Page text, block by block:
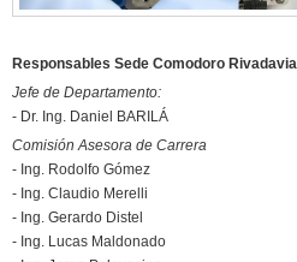
Responsables Sede Comodoro Rivadavia
Jefe de Departamento:
- Dr. Ing. Daniel BARILÁ
Comisión Asesora de Carrera
- Ing. Rodolfo Gómez
- Ing. Claudio Merelli
- Ing. Gerardo Distel
- Ing. Lucas Maldonado